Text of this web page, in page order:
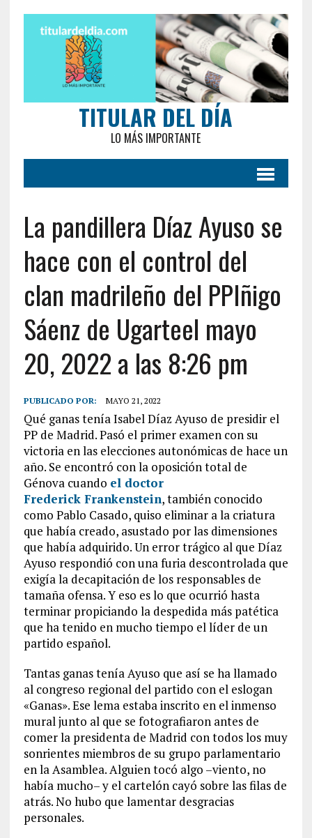
TITULAR DEL DÍA
LO MÁS IMPORTANTE
La pandillera Díaz Ayuso se
hace con el control del
clan madrileño del PPIñigo
Sáenz de Ugarteel mayo
20, 2022 a las 8:26 pm
PUBLICADO POR: MAYO 21, 2022
Qué ganas tenía Isabel Díaz Ayuso de presidir el
PP de Madrid. Pasó el primer examen con su
victoria en las elecciones autonómicas de hace un
año. Se encontró con la oposición total de
Génova cuando el doctor
Frederick Frankenstein, también conocido
como Pablo Casado, quiso eliminar a la criatura
que había creado, asustado por las dimensiones
que había adquirido. Un error trágico al que Díaz
Ayuso respondió con una furia descontrolada que
exigía la decapitación de los responsables de
tamaña ofensa. Y eso es lo que ocurrió hasta
terminar propiciando la despedida más patética
que ha tenido en mucho tiempo el líder de un
partido español.
Tantas ganas tenía Ayuso que así se ha llamado
al congreso regional del partido con el eslogan
«Ganas». Ese lema estaba inscrito en el inmenso
mural junto al que se fotografiaron antes de
comer la presidenta de Madrid con todos los muy
sonrientes miembros de su grupo parlamentario
en la Asamblea. Alguien tocó algo –viento, no
había mucho– y el cartelón cayó sobre las filas de
atrás. No hubo que lamentar desgracias
personales.